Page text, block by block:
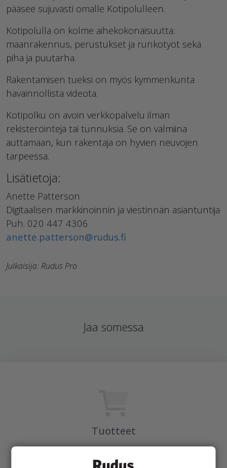
pääsee sujuvasti omalle Kotipolulleen.
Kotipolulla on kolme aihekokonaisuutta:
maanrakennus, perustukset ja runkotyöt sekä
piha ja puutarha.
Rakentamisen tueksi on myös kymmenkunta
havainnollista videota.
Kotipolku on avoin verkkopalvelu ilman
rekisteröintejä tai tunnuksia. Se on valmiina
auttamaan, kun rakentaja on hyvien neuvojen
tarpeessa.
Lisätietoja:
Anette Patterson
Digitaalisen markkinoinnin ja viestinnän asiantuntija
Puh. 020 447 4306
anette.patterson@rudus.fi
Julkaisija: Rudus Pro
Jaa somessa
Tuotteet